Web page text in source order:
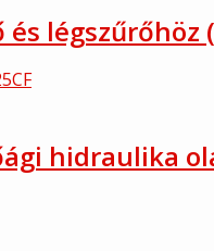
légszűrőhöz
hidraulika